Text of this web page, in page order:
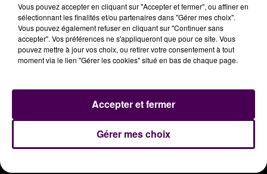
SHAKIRA & BURNA BOY
Dai Dai
ROSA LINN
Snap
ORIA
Soirée Mondaine
Vous pouvez accepter en cliquant sur "Accepter et fermer", ou affiner en
sélectionnant les finalités et/ou partenaires dans "Gérer mes choix".
Vous pouvez également refuser en cliquant sur "Continuer sans
accepter". Vos préférences ne s'appliqueront que pour ce site. Vous
pouvez mettre à jour vos choix, ou retirer votre consentement à tout
moment via le lien "Gérer les cookies" situé en bas de chaque page.
Gérer mes choix
Accepter et fermer